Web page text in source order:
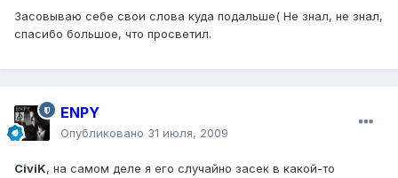
Засовываю себе свои слова куда подальше( Не знал, не знал,
спасибо большое, что просветил.
ENPY
Опубликовано 31 июля, 2009
CiviK, на самом деле я его случайно засек в какой-то